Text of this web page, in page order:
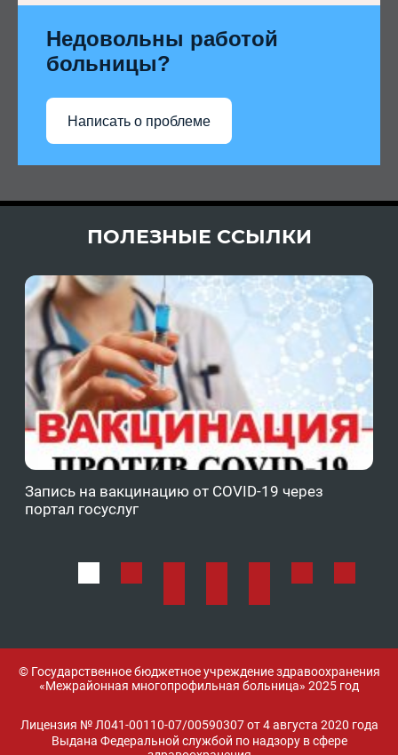
Недовольны работой
больницы?
Написать о проблеме
ПОЛЕЗНЫЕ ССЫЛКИ
Запись на вакцинацию от COVID-19 через
портал госуслуг
© Государственное бюджетное учреждение здравоохранения
«Межрайонная многопрофильная больница» 2025 год
Лицензия № Л041-00110-07/00590307 от 4 августа 2020 года
Выдана Федеральной службой по надзору в сфере